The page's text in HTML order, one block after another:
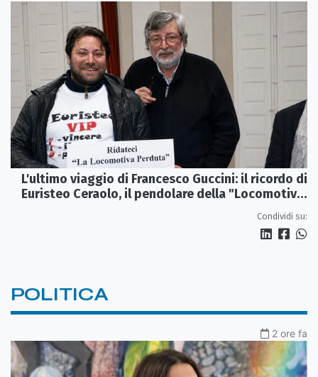
L'ultimo viaggio di Francesco Guccini: il ricordo di
Euristeo Ceraolo, il pendolare della "Locomotiva
Condividi su:
POLITICA
2 ore fa